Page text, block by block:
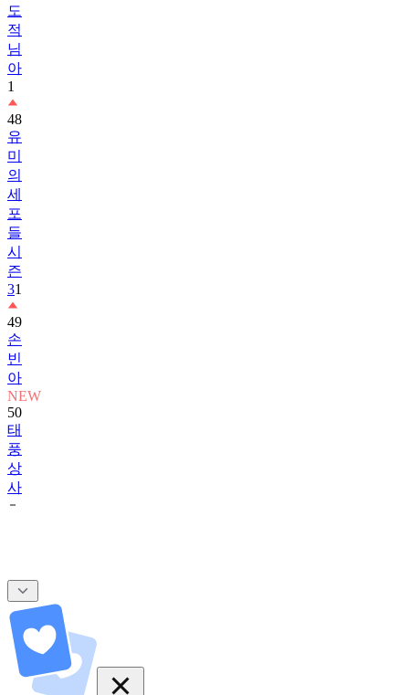
도
적
님
아
1
48
유
미
의
세
포
들
시
즌
31
49
손
빈
아
NEW
50
태
풍
상
사